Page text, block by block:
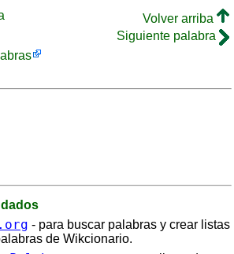
Volver arriba
Siguiente palabra
- para buscar palabras y crear listas
de Wikcionario.